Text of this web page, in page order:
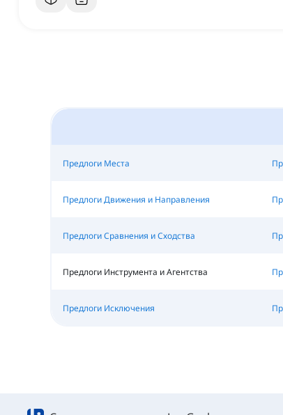
Предлоги Места
Предлоги Движения и Направления
Предлоги Сравнения и Сходства
Предлоги Инструмента и Агентства
Предлоги Исключения